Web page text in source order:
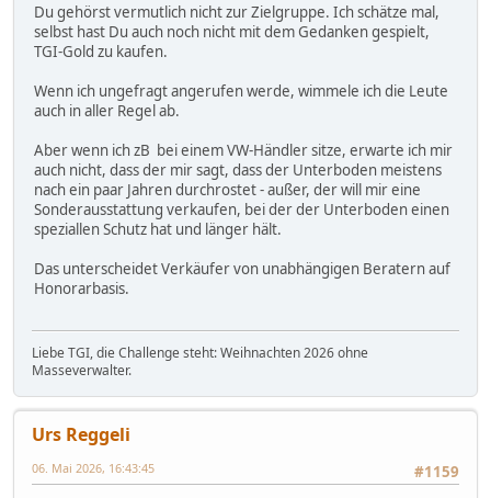
Du gehörst vermutlich nicht zur Zielgruppe. Ich schätze mal,
selbst hast Du auch noch nicht mit dem Gedanken gespielt,
TGI-Gold zu kaufen.
Wenn ich ungefragt angerufen werde, wimmele ich die Leute
auch in aller Regel ab.
Aber wenn ich zB bei einem VW-Händler sitze, erwarte ich mir
auch nicht, dass der mir sagt, dass der Unterboden meistens
nach ein paar Jahren durchrostet - außer, der will mir eine
Sonderausstattung verkaufen, bei der der Unterboden einen
speziallen Schutz hat und länger hält.
Das unterscheidet Verkäufer von unabhängigen Beratern auf
Honorarbasis.
Liebe TGI, die Challenge steht: Weihnachten 2026 ohne
Masseverwalter.
Urs Reggeli
#1159
06. Mai 2026, 16:43:45